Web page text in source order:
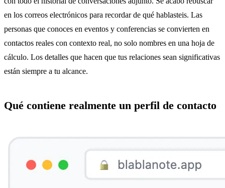
en los correos electrónicos para recordar de qué hablasteis. Las
personas que conoces en eventos y conferencias se convierten en
contactos reales con contexto real, no solo nombres en una hoja de
cálculo. Los detalles que hacen que tus relaciones sean significativas
están siempre a tu alcance.
Qué contiene realmente un perfil de contacto